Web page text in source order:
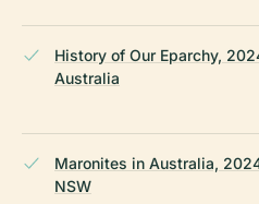
History of Our Eparchy,
Australia
Maronites in Australia,
NSW